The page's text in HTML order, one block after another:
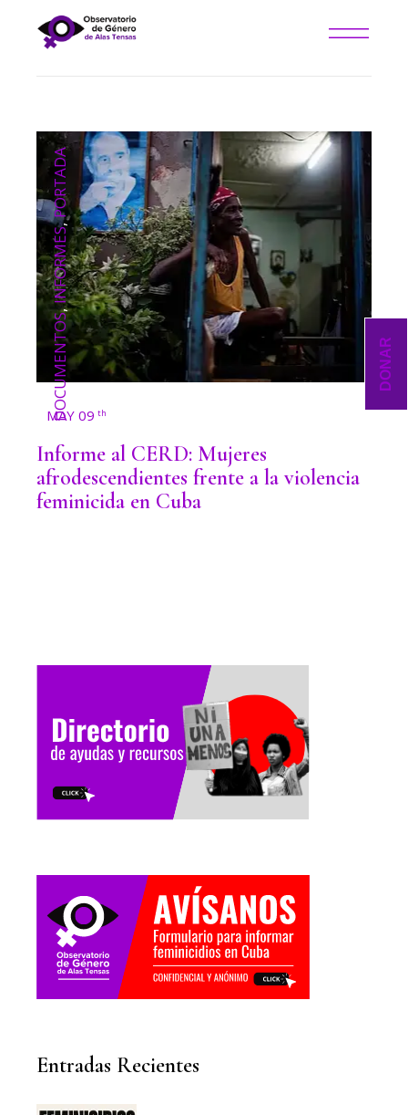
DONAR
DOCUMENTOS
,
INFORMES
,
PORTADA
MAY 09 th
Informe al CERD: Mujeres
afrodescendientes frente a la violencia
feminicida en Cuba
Entradas Recientes